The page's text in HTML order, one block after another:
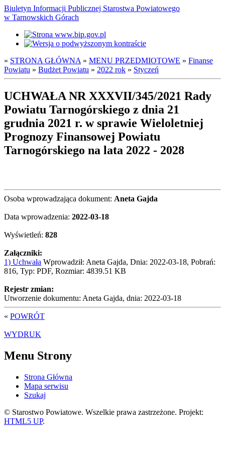
Biuletyn Informacji Publicznej Starostwa Powiatowego
w Tarnowskich Górach
» STRONA GŁÓWNA » MENU PRZEDMIOTOWE » Finanse
Powiatu » Budżet Powiatu » 2022 rok » Styczeń
UCHWAŁA NR XXXVII/345/2021 Rady
Powiatu Tarnogórskiego z dnia 21
grudnia 2021 r. w sprawie Wieloletniej
Prognozy Finansowej Powiatu
Tarnogórskiego na lata 2022 - 2028
Osoba wprowadzająca dokument: Aneta Gajda
Data wprowadzenia: 2022-03-18
Wyświetleń: 828
Załączniki:
1) Uchwała Wprowadził: Aneta Gajda, Dnia: 2022-03-18, Pobrań:
816, Typ: PDF, Rozmiar: 4839.51 KB
Rejestr zmian:
Utworzenie dokumentu: Aneta Gajda, dnia: 2022-03-18
« POWRÓT
WYDRUK
Menu Strony
Strona Główna
Mapa serwisu
Szukaj
© Starostwo Powiatowe. Wszelkie prawa zastrzeżone. Projekt:
HTML5 UP.